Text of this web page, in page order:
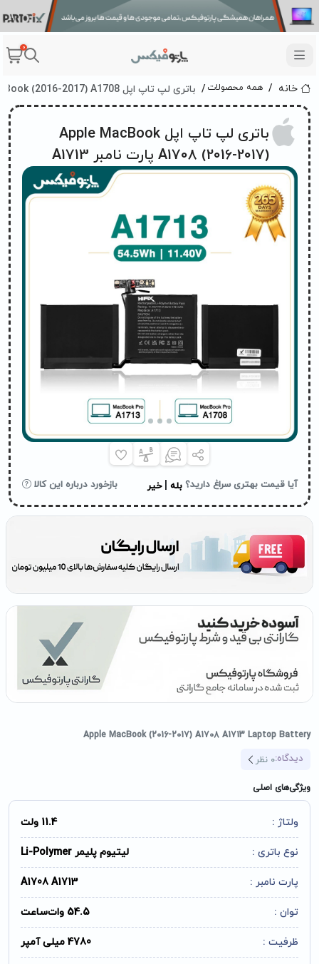
0
خانه همه محصولات باتری لپ تاپ اپل Apple MacBook (2016-2017) A1708 پارت نامبر A1713
Apple MacBook (2016-2017) A1708 A1713 Laptop Battery
دیدگاه:0 نظر
ویژگی‌های اصلی
ولتاژ : 11.4 ولت
نوع باتری : لیتیوم پلیمر Li-Polymer
پارت نامبر : A1708 A1713
توان : 54.5 وات‌ساعت
ظرفیت : 4780 میلی آمپر
باتری لپ تاپ اپل Apple MacBook
A1708 (2016-2017) پارت نامبر A1713
آیا قیمت بهتری سراغ دارید؟ بله خیر بازخورد درباره این کالا